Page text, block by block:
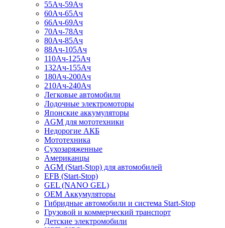
55Ач-59Ач
60Ач-65Ач
66Ач-69Ач
70Ач-78Ач
80Ач-85Ач
88Ач-105Ач
110Ач-125Ач
132Ач-155Ач
180Ач-200Ач
210Ач-240Ач
Легковые автомобили
Лодочные электромоторы
Японские аккумуляторы
AGM для мототехники
Недорогие АКБ
Мототехника
Сухозаряженные
Американцы
AGM (Start-Stop) для автомобилей
EFB (Start-Stop)
GEL (NANO GEL)
OEM Аккумуляторы
Гибридные автомобили и система Start-Stop
Грузовой и коммерческий транспорт
Детские электромобили